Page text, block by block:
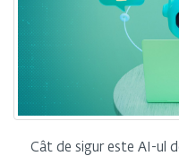
Cât de sigur este AI-ul